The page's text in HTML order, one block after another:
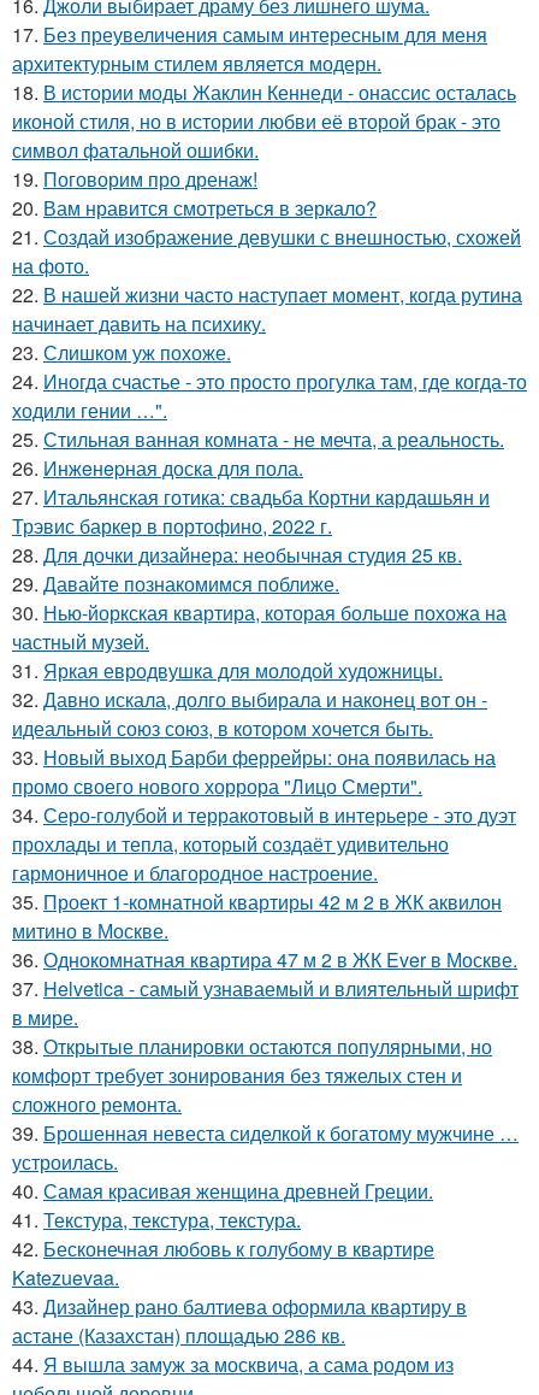
16. Джоли выбирает драму без лишнего шума.
17. Без преувеличения самым интересным для меня
архитектурным стилем является модерн.
18. В истории моды Жаклин Кеннеди - онассис осталась
иконой стиля, но в истории любви её второй брак - это
символ фатальной ошибки.
19. Поговорим про дренаж!
20. Вам нравится смотреться в зеркало?
21. Создай изображение девушки с внешностью, схожей
на фото.
22. В нашей жизни часто наступает момент, когда рутина
начинает давить на психику.
23. Слишком уж похоже.
24. Иногда счастье - это просто прогулка там, где когда-то
ходили гении …".
25. Стильная ванная комната - не мечта, а реальность.
26. Инжeнepная доска для пола.
27. Итальянская готика: свадьба Кортни кардашьян и
Трэвис баркер в портофино, 2022 г.
28. Для дочки дизайнера: необычная студия 25 кв.
29. Давайте познакомимся поближе.
30. Нью-йоркская квартира, которая больше похожа на
частный музей.
31. Яркая евродвушка для молодой художницы.
32. Давно искала, долго выбирала и наконец вот он -
идеальный союз союз, в котором хочется быть.
33. Новый выход Барби феррейры: она появилась на
промо своего нового хоррора "Лицо Смерти".
34. Серо-голубой и терракотовый в интерьере - это дуэт
прохлады и тепла, который создаёт удивительно
гармоничное и благородное настроение.
35. Проект 1-комнатной квартиры 42 м 2 в ЖК аквилон
митино в Москве.
36. Однокомнатная квартира 47 м 2 в ЖК Ever в Москве.
37. Helvetica - самый узнаваемый и влиятельный шрифт
в мире.
38. Открытые планировки остаются популярными, но
комфорт требует зонирования без тяжелых стен и
сложного ремонта.
39. Брошенная невеста сиделкой к богатому мужчине …
устроилась.
40. Самая красивая женщина древней Греции.
41. Текстура, текстура, текстура.
42. Бесконечная любовь к голубому в квартире
Katezuevaa.
43. Дизайнер рано балтиева оформила квартиру в
астане (Казахстан) площадью 286 кв.
44. Я вышла замуж за москвича, а сама родом из